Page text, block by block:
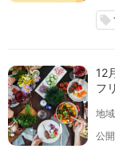
local_offer
12
フ
地
公